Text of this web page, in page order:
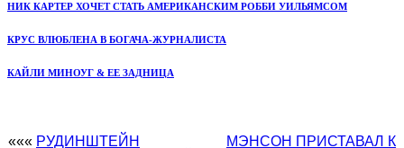
НИК КАРТЕР ХОЧЕТ СТАТЬ АМЕРИКАНСКИМ РОББИ УИЛЬЯМСОМ
КРУС ВЛЮБЛЕНА В БОГАЧА-ЖУРНАЛИСТА
КАЙЛИ МИНОУГ & ЕЕ ЗАДНИЦА
««« РУДИНШТЕЙН
МЭНСОН ПРИСТАВАЛ К